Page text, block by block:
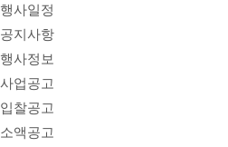
행사일정
공지사항
행사정보
사업공고
입찰공고
소액공고